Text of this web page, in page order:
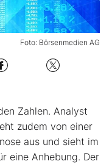
Foto: Börsenmedien AG
Zahlen. Analyst
zudem von einer
aus und sieht im
eine Anhebung. Der